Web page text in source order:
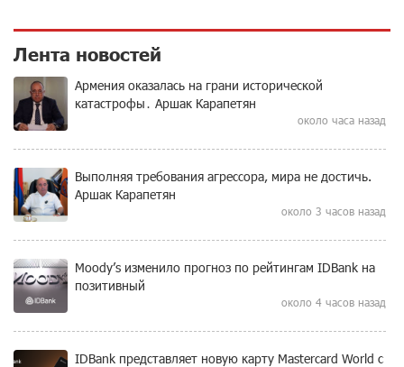
Лента новостей
Армения оказалась на грани исторической
катастрофы․ Аршак Карапетян
около часа назад
Выполняя требования агрессора, мира не достичь.
Аршак Карапетян
около 3 часов назад
Moody’s изменило прогноз по рейтингам IDBank на
позитивный
около 4 часов назад
IDBank представляет новую карту Mastercard World с